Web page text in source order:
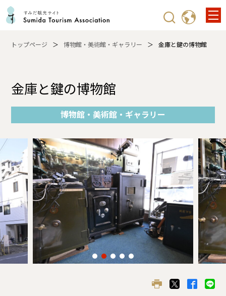
トップページ 博物館・美術館・ギャラリー 金庫と鍵の博物館
金庫と鍵の博物館
博物館・美術館・ギャラリー